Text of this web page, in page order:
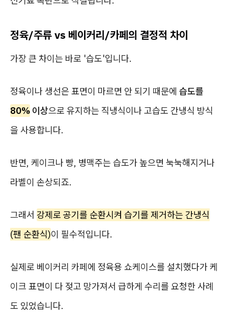
정육/주류 vs 베이커리/카페의 결정적 차이
가장 큰 차이는 바로 '습도'입니다.
정육이나 생선은 표면이 마르면 안 되기 때문에 습도를
80% 이상으로 유지하는 직냉식이나 고습도 간냉식 방식
을 사용합니다.
반면, 케이크나 빵, 병맥주는 습도가 높으면 눅눅해지거나
라벨이 손상되죠.
그래서 강제로 공기를 순환시켜 습기를 제거하는 간냉식
(팬 순환식)이 필수적입니다.
실제로 베이커리 카페에 정육용 쇼케이스를 설치했다가 케
이크 표면이 다 젖고 망가져서 급하게 수리를 요청한 사례
도 있었습니다.